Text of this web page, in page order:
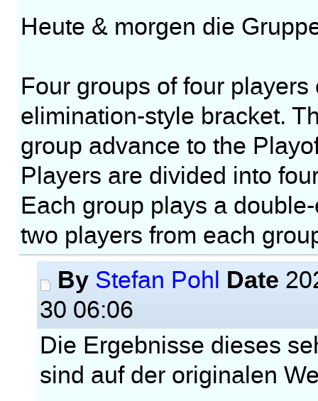
Heute & morgen die
Four groups of four
elimination-style bracket.
group advance to the
Players are divided into
Each group plays a
two players from each
By Stefan Pohl Date
30 06:06
Die Ergebnisse dieses
sind auf der originalen